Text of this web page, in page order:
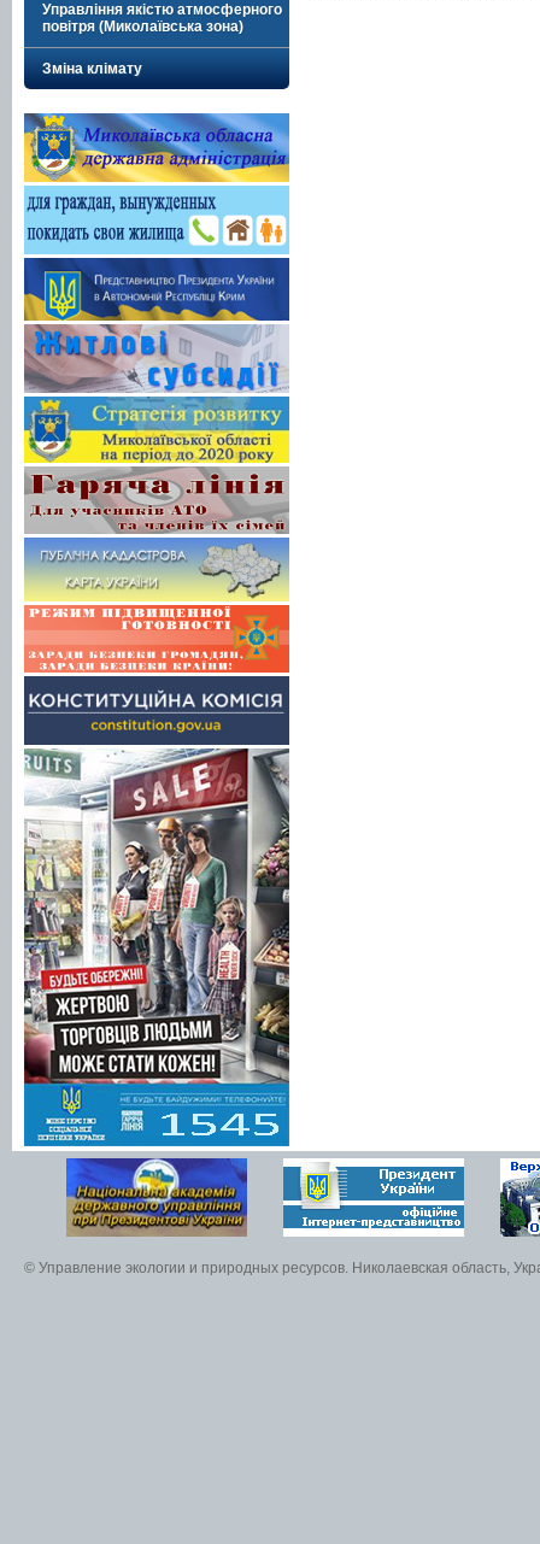
Управління якістю атмосферного
повітря (Миколаївська зона)
Зміна клімату
© Управление экологии и природных ресурсов. Николаевская область,